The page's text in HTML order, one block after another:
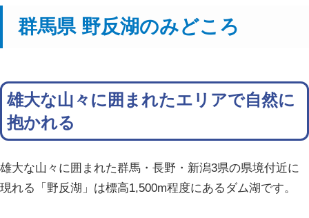
群馬県 野反湖のみどころ
雄大な山々に囲まれたエリアで自然に
抱かれる
雄大な山々に囲まれた群馬・長野・新潟3県の県境付近に
現れる「野反湖」は標高1,500m程度にあるダム湖です。